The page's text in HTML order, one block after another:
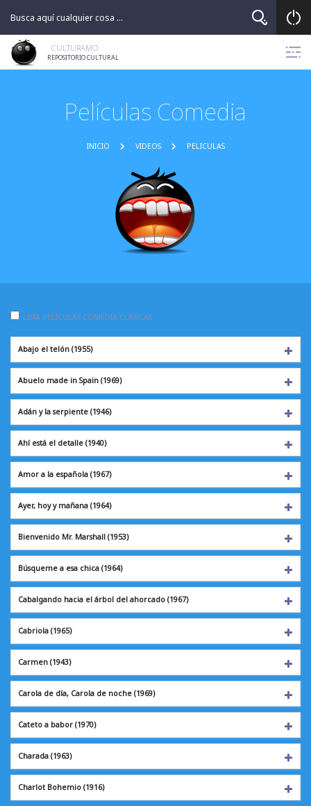
CULTURAMO
REPOSITORIO CULTURAL
Películas Comedia
INICIO VIDEOS PELICULAS
LISTA PELÍCULAS COMEDIA CLÁSICAS
Abajo el telón (1955)
Abuelo made in Spain (1969)
Adán y la serpiente (1946)
Ahí está el detalle (1940)
Amor a la española (1967)
Ayer, hoy y mañana (1964)
Bienvenido Mr. Marshall (1953)
Búsqueme a esa chica (1964)
Cabalgando hacia el árbol del ahorcado (1967)
Cabriola (1965)
Carmen (1943)
Carola de día, Carola de noche (1969)
Cateto a babor (1970)
Charada (1963)
Charlot Bohemio (1916)